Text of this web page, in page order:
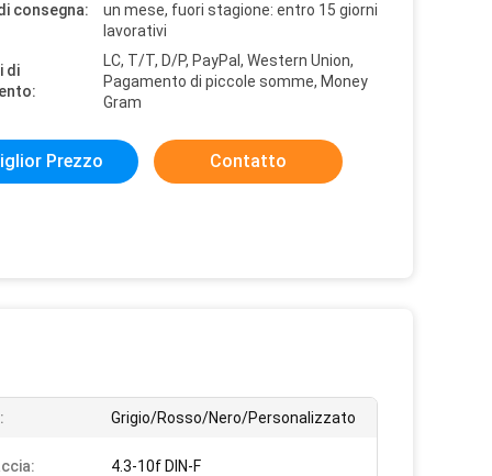
consegna:
un mese, fuori stagione: entro 15 giorni
lavorativi
di
LC, T/T, D/P, PayPal, Western Union,
Pagamento di piccole somme, Money
Gram
Prezzo Contatto
Grigio/Rosso/Nero/Personalizzato
4.3-10f DIN-F